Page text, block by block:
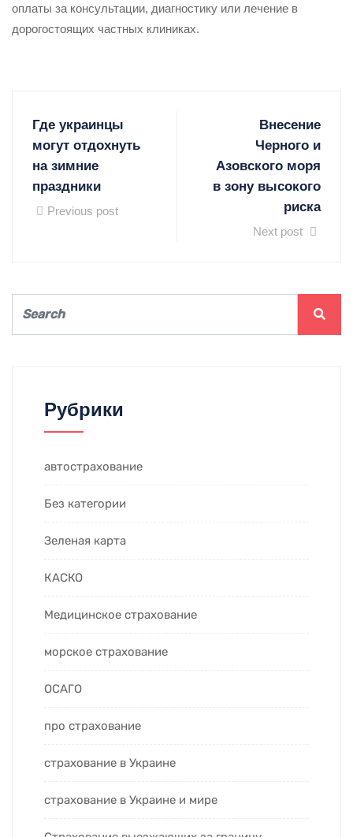
оплаты за консультации, диагностику или лечение в
дорогостоящих частных клиниках.
Где украинцы
могут отдохнуть
на зимние
праздники
Previous post
Внесение
Черного и
Азовского моря
в зону высокого
риска
Next post
Рубрики
автострахование
Без категории
Зеленая карта
КАСКО
Медицинское страхование
морское страхование
ОСАГО
про страхование
страхование в Украине
страхование в Украине и мире